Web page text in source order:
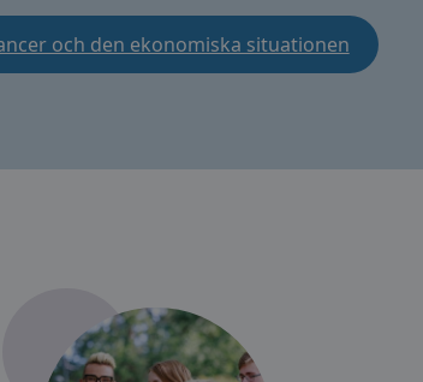
och den ekonomiska situationen